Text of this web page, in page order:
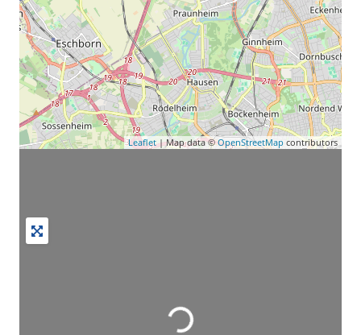
Leaflet| Map data ©OpenStreetMap contributors
Wird geladen …